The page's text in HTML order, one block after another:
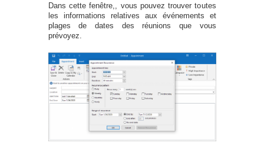
Dans cette fenêtre,, vous pouvez trouver toutes
les informations relatives aux événements et
plages de dates des réunions que vous
prévoyez.